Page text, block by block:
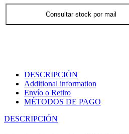
Consultar stock por mail
DESCRIPCIÓN
Additional information
Envío o Retiro
MÉTODOS DE PAGO
DESCRIPCIÓN